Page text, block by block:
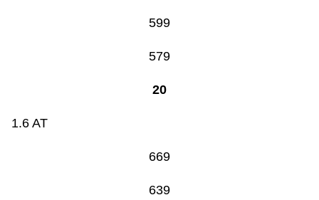
599
579
20
1.6 AT
669
639